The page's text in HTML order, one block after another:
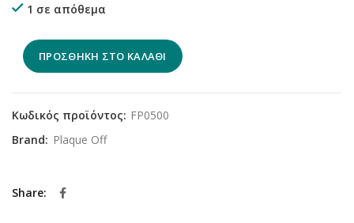
1 σε απόθεμα
ΠΡΟΣΘΉΚΗ ΣΤΟ ΚΑΛΆΘΙ
Κωδικός προϊόντος: FP0500
Brand: Plaque Off
Share